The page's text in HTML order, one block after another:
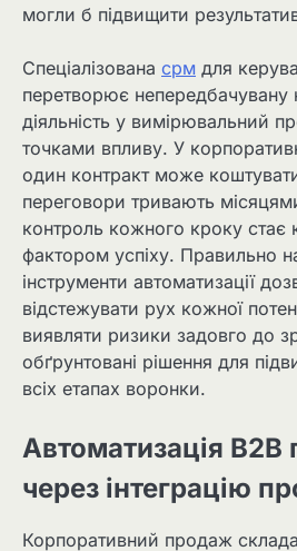
могли б підвищити
Спеціалізована срм для
перетворює непередбачувану
діяльність у вимірювальний
точками впливу. У
один контракт може
переговори тривають
контроль кожного кроку стає
фактором успіху. Правильно
інструменти автоматизації
відстежувати рух кожної
виявляти ризики задовго до
обґрунтовані рішення для
всіх етапах воронки.
Автоматизація B2B
через інтеграцію
Корпоративний продаж